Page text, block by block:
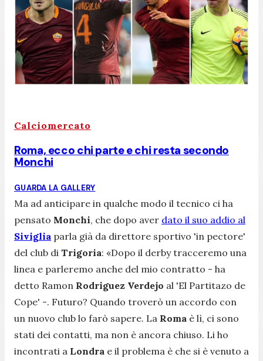
Calciomercato
Roma, ecco chi parte e chi resta secondo
Monchi
GUARDA LA GALLERY
Ma ad anticipare in qualche modo il tecnico ci ha
pensato Monchi, che dopo aver dato il suo addio al
Siviglia parla già da direttore sportivo 'in pectore'
del club di Trigoria: «Dopo il derby tracceremo una
linea e parleremo anche del mio contratto - ha
detto Ramon Rodriguez Verdejo al 'El Partitazo de
Cope' -. Futuro? Quando troverò un accordo con
un nuovo club lo farò sapere. La Roma è lì, ci sono
stati dei contatti, ma non è ancora chiuso. Li ho
incontrati a Londra e il problema è che si è venuto a